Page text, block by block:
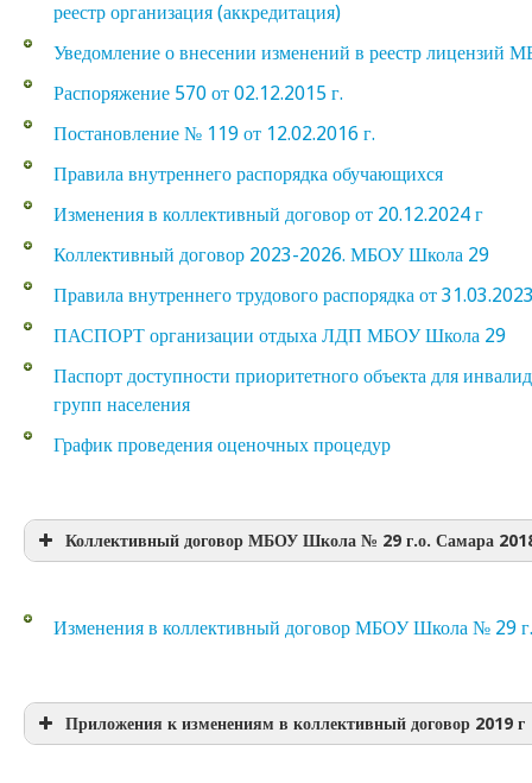
реестр организация (аккредитация)
Уведомление о внесении изменений в реестр
Распоряжение 570 от 02.12.2015 г.
Постановление № 119 от 12.02.2016 г.
Правила внутреннего распорядка обучающихся
Изменения в коллективный договор от 20.12.2024 г
Коллективный договор 2023-2026. МБОУ Школа 29
Правила внутреннего трудового распорядка от
ПАСПОРТ организации отдыха ЛДП МБОУ Школа 29
Паспорт доступности приоритетного объекта для
групп населения
График проведения оценочных процедур
Коллективный договор МБОУ Школа № 29 г.о. Самара
Приложение 1. Правила внутреннего трудового
Приложение 3. Положение о распределении
Изменения в коллективный договор МБОУ Школа № 29
Приложения к изменениям в коллективный договор 2019 г